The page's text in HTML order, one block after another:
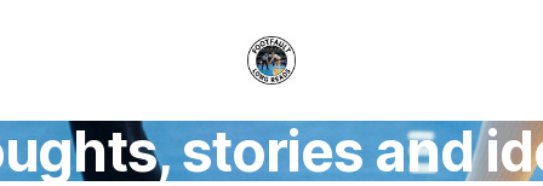
stories and